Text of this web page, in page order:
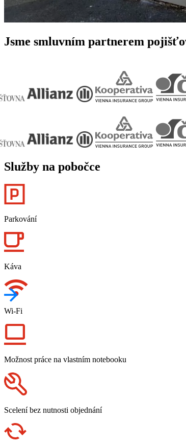
Jsme smluvním partnerem
Služby na pobočce
Parkování
Káva
Wi-Fi
Možnost práce na vlastním notebooku
Scelení bez nutnosti objednání